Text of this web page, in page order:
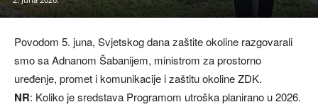
Povodom 5. juna, Svjetskog dana zaštite okoline razgovarali
smo sa Adnanom Šabanijem, ministrom za prostorno
uređenje, promet i komunikacije i zaštitu okoline ZDK.
NR: Koliko je sredstava Programom utroška planirano u 2026.